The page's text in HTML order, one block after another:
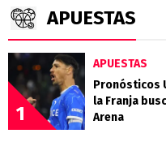
APUESTAS
1
APUESTAS
Pronósticos
la Franja
Arena